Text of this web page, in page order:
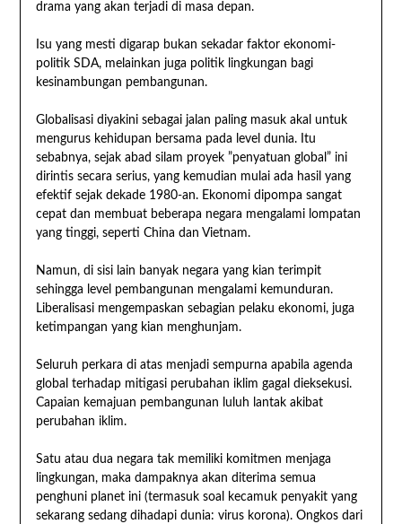
drama yang akan terjadi di masa depan.
Isu yang mesti digarap bukan sekadar faktor ekonomi-
politik SDA, melainkan juga politik lingkungan bagi
kesinambungan pembangunan.
Globalisasi diyakini sebagai jalan paling masuk akal untuk
mengurus kehidupan bersama pada level dunia. Itu
sebabnya, sejak abad silam proyek ”penyatuan global” ini
dirintis secara serius, yang kemudian mulai ada hasil yang
efektif sejak dekade 1980-an. Ekonomi dipompa sangat
cepat dan membuat beberapa negara mengalami lompatan
yang tinggi, seperti China dan Vietnam.
Namun, di sisi lain banyak negara yang kian terimpit
sehingga level pembangunan mengalami kemunduran.
Liberalisasi mengempaskan sebagian pelaku ekonomi, juga
ketimpangan yang kian menghunjam.
Seluruh perkara di atas menjadi sempurna apabila agenda
global terhadap mitigasi perubahan iklim gagal dieksekusi.
Capaian kemajuan pembangunan luluh lantak akibat
perubahan iklim.
Satu atau dua negara tak memiliki komitmen menjaga
lingkungan, maka dampaknya akan diterima semua
penghuni planet ini (termasuk soal kecamuk penyakit yang
sekarang sedang dihadapi dunia: virus korona). Ongkos dari